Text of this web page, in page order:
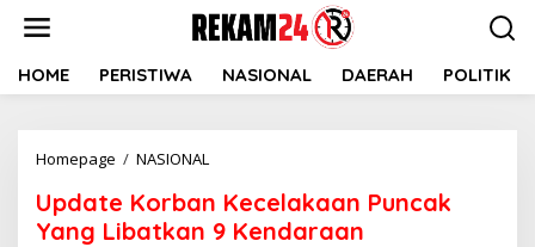
HOME PERISTIWA NASIONAL DAERAH POLITIK
Homepage / NASIONAL
Kecelakaan
Puncak
Update Korban Kecelakaan Puncak
Yang Libatkan 9 Kendaraan